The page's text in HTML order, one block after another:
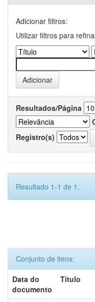
Adicionar filtros:
Utilizar filtros para
Resultados/Página
Registro(s)
Resultado 1-1 de 1.
Conjunto de itens:
Data do
documento
Título